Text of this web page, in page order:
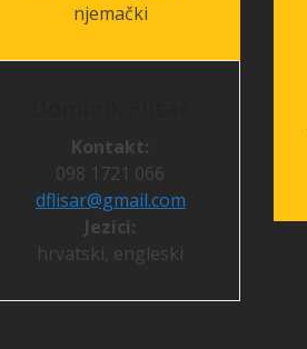
njemački
Kontakt:
098 1721 066
dflisar@gmail.com
Jezici:
hrvatski, engleski